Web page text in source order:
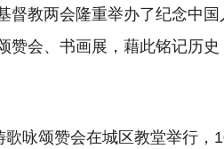
督教两会隆重举办了纪念中
赞会、书画展，藉此铭记历
咏颂赞会在城区教堂举行，